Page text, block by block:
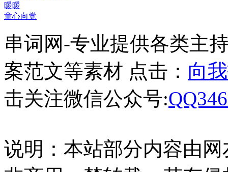
暖暖
童心向党
串词网-专业提供各类主
案范文等素材 点击： 向
击关注微信公众号:
说明：本站部分内容由